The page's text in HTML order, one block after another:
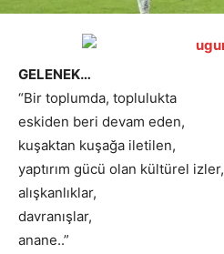
GELENEK…
“Bir toplumda, toplulukta
eskiden beri devam eden,
kuşaktan kuşağa iletilen,
yaptırım gücü olan kültürel izler,
alışkanlıklar,
davranışlar,
anane..”